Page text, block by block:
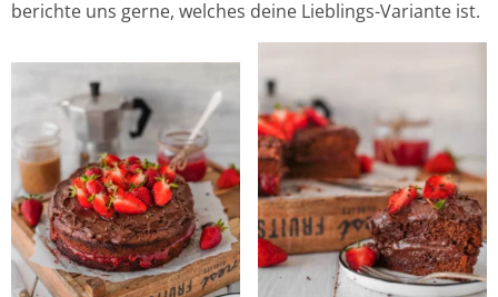
berichte uns gerne, welches deine Lieblings-Variante ist.